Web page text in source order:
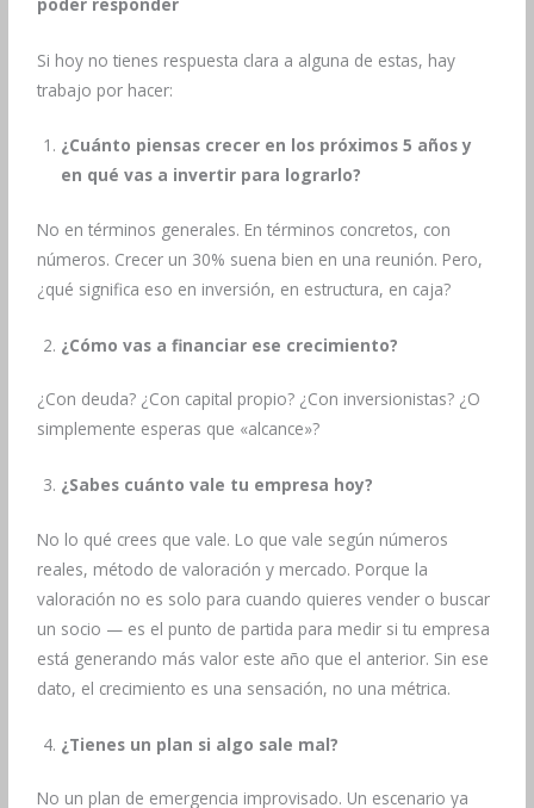
Si hoy no tienes respuesta clara a alguna de estas, hay
trabajo por hacer:
¿Cuánto piensas crecer en los próximos 5 años y
en qué vas a invertir para lograrlo?
No en términos generales. En términos concretos, con
números. Crecer un 30% suena bien en una reunión. Pero,
¿qué significa eso en inversión, en estructura, en caja?
¿Cómo vas a financiar ese crecimiento?
¿Con deuda? ¿Con capital propio? ¿Con inversionistas? ¿O
simplemente esperas que «alcance»?
¿Sabes cuánto vale tu empresa hoy?
No lo qué crees que vale. Lo que vale según números
reales, método de valoración y mercado. Porque la
valoración no es solo para cuando quieres vender o buscar
un socio — es el punto de partida para medir si tu empresa
está generando más valor este año que el anterior. Sin ese
dato, el crecimiento es una sensación, no una métrica.
¿Tienes un plan si algo sale mal?
No un plan de emergencia improvisado. Un escenario ya